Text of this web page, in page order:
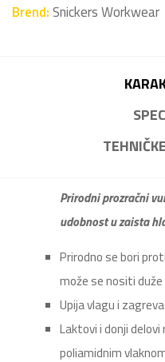
Brend:Snickers Workwear
Prirodni prozračni
udobnost u zaista
Prirodno se bori
može se nositi
Upija vlagu i
Laktovi i donji delovi
poliamidnim